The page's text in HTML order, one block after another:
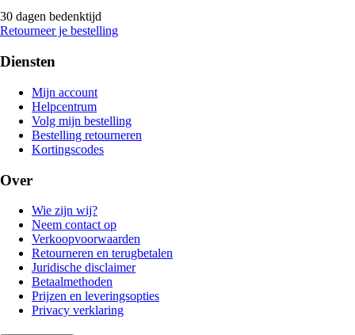
30 dagen bedenktijd
Retourneer je bestelling
Diensten
Mijn account
Helpcentrum
Volg mijn bestelling
Bestelling retourneren
Kortingscodes
Over
Wie zijn wij?
Neem contact op
Verkoopvoorwaarden
Retourneren en terugbetalen
Juridische disclaimer
Betaalmethoden
Prijzen en leveringsopties
Privacy verklaring